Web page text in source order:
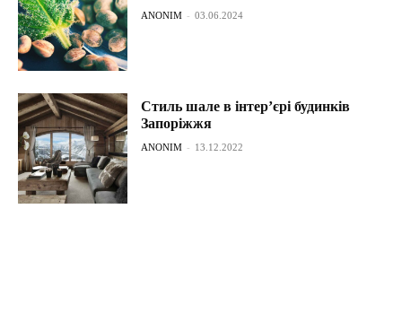
ANONIM - 03.06.2024
Стиль шале в інтер’єрі будинків
Запоріжжя
ANONIM - 13.12.2022